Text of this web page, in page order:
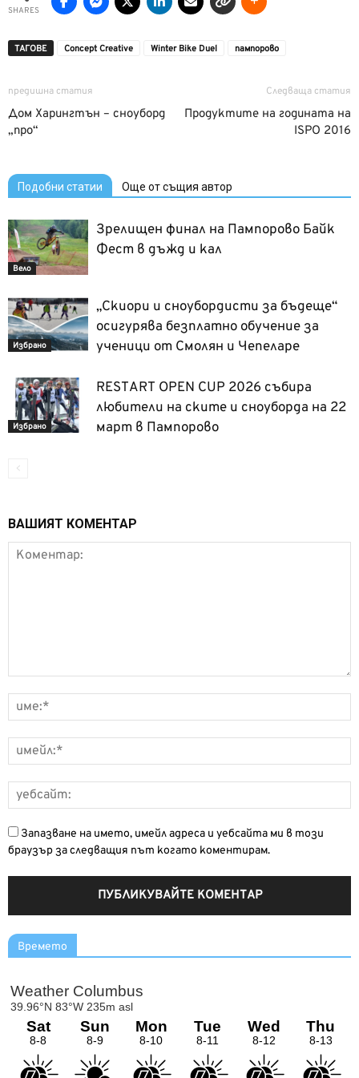
SHARES
ТАГОВЕ Concept Creative‎ Winter Bike Duel пампорово
предишна статия
Дом Харингтън – сноуборд
„про“
Следваща статия
Продуктите на годината на
ISPO 2016
Подобни статии Още от същия автор
Вело
Зрелищен финал на Пампорово Байк
Фест в дъжд и кал
Избрано
„Скиори и сноубордисти за бъдеще“
осигурява безплатно обучение за
ученици от Смолян и Чепеларе
Избрано
RESTART OPEN CUP 2026 събира
любители на ските и сноуборда на 22
март в Пампорово
ВАШИЯТ КОМЕНТАР
Запазване на името, имейл адреса и уебсайта ми в този
браузър за следващия път когато коментирам.
Времето